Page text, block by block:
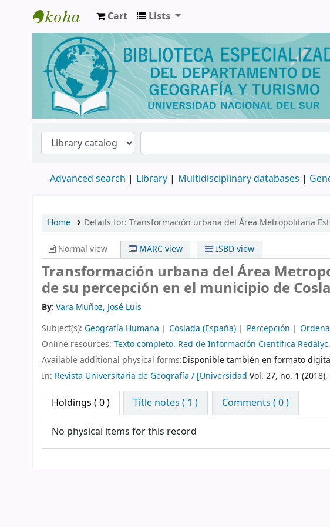
Biblioteca de Geografía y Turismo
Cart Lists
Advanced search Library Multidisciplinary databases |
Home Details for: Transformación urbana del Área Metropolitana
Normal view MARC view ISBD view
Transformación urbana del Área
de su percepción en el municipio de
By:Vara Muñoz, José Luis
Subject(s): Geografía Humana Coslada (España) Percepción
Online resources: Texto completo. Red de Información Científica Redalyc.
Available additional physical forms:Disponible también en formato
In: Revista Universitaria de Geografía / [Universidad Vol. 27, no. 1
Holdings ( 0 ) Title notes ( 1 ) Comments ( 0 )
No physical items for this record